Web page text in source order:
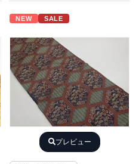
NEW SALE
プレビュー